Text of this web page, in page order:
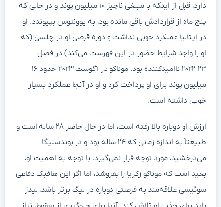
دارد، قبل از اینکه با مبلغی ناچیز ۱۰ میلیون پوند و در حالی که
پنج ماه از قراردادش باقی مانده بود، به یوونتوس بپیوندد. او
در ایتالیا عملکرد خوبی نداشت و دوره قرضی او در چلسی (که
او را واجد شرایط حضور در این فهرست می‌کند) در فصل
۲۳-۲۰۲۲ ناامیدکننده بود. موناکو در آگوست ۲۰۲۳ حدود ۱۶
میلیون پوند برای او پرداخت کرد و او در آنجا عملکرد بسیار
خوبی داشته است.
ارزش او دوباره بالا رفته است، اما در حال حاضر ۲۸ ساله است و
طبیعتاً به اندازه زمانی که ۲۴ ساله بود و در بوندسلیگا
می‌درخشید، مورد توجه قرار نمی‌گیرد. با توجه به اهمیت او،
بعید است که موناکو زکریا را بفروشد، اما اگر این هافبک دفاعی
سوئیسی علاقه‌مند به فرصتی دوباره در لیگ برتر باشد، لیدز